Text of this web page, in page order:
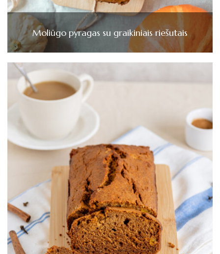
Moliūgo pyragas su graikiniais riešutais